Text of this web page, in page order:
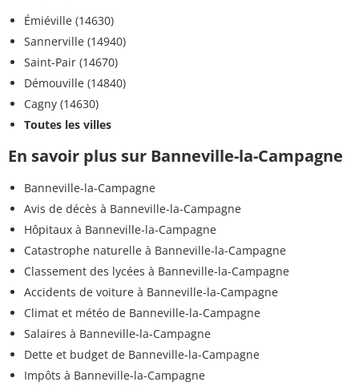
Émiéville (14630)
Sannerville (14940)
Saint-Pair (14670)
Démouville (14840)
Cagny (14630)
Toutes les villes
En savoir plus sur Banneville-la-Campagne
Banneville-la-Campagne
Avis de décès à Banneville-la-Campagne
Hôpitaux à Banneville-la-Campagne
Catastrophe naturelle à Banneville-la-Campagne
Classement des lycées à Banneville-la-Campagne
Accidents de voiture à Banneville-la-Campagne
Climat et météo de Banneville-la-Campagne
Salaires à Banneville-la-Campagne
Dette et budget de Banneville-la-Campagne
Impôts à Banneville-la-Campagne